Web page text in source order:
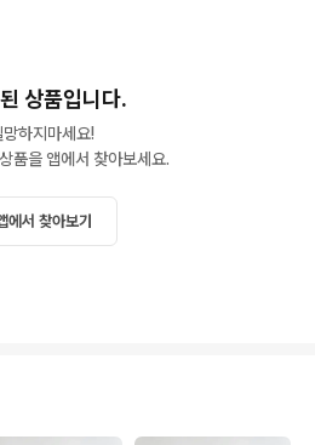
상품입니다.
망하지마세요!
품을 앱에서 찾아보세요.
에서 찾아보기